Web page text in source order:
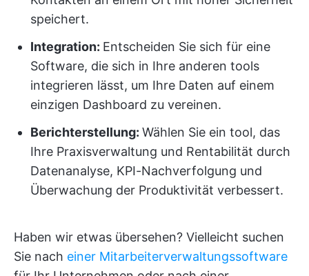
speichert.
Integration: Entscheiden Sie sich für eine
Software, die sich in Ihre anderen tools
integrieren lässt, um Ihre Daten auf einem
einzigen Dashboard zu vereinen.
Berichterstellung: Wählen Sie ein tool, das
Ihre Praxisverwaltung und Rentabilität durch
Datenanalyse, KPI-Nachverfolgung und
Überwachung der Produktivität verbessert.
Haben wir etwas übersehen? Vielleicht suchen
Sie nach einer Mitarbeiterverwaltungssoftware